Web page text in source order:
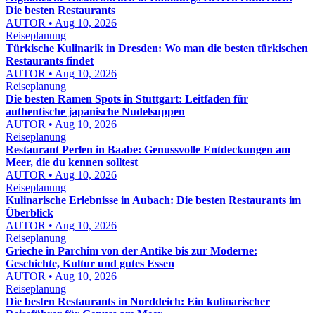
Die besten Restaurants
AUTOR • Aug 10, 2026
Reiseplanung
Türkische Kulinarik in Dresden: Wo man die besten türkischen
Restaurants findet
AUTOR • Aug 10, 2026
Reiseplanung
Die besten Ramen Spots in Stuttgart: Leitfaden für
authentische japanische Nudelsuppen
AUTOR • Aug 10, 2026
Reiseplanung
Restaurant Perlen in Baabe: Genussvolle Entdeckungen am
Meer, die du kennen solltest
AUTOR • Aug 10, 2026
Reiseplanung
Kulinarische Erlebnisse in Aubach: Die besten Restaurants im
Überblick
AUTOR • Aug 10, 2026
Reiseplanung
Grieche in Parchim von der Antike bis zur Moderne:
Geschichte, Kultur und gutes Essen
AUTOR • Aug 10, 2026
Reiseplanung
Die besten Restaurants in Norddeich: Ein kulinarischer